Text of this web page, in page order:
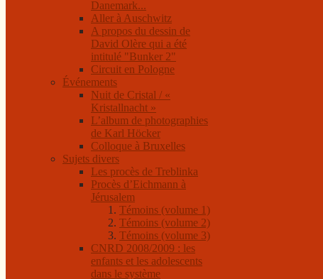
Danemark...
Aller à Auschwitz
A propos du dessin de
David Olère qui a été
intitulé "Bunker 2"
Circuit en Pologne
Événements
Nuit de Cristal / «
Kristallnacht »
L’album de photographies
de Karl Höcker
Colloque à Bruxelles
Sujets divers
Les procès de Treblinka
Procès d’Eichmann à
Jérusalem
Témoins (volume 1)
Témoins (volume 2)
Témoins (volume 3)
CNRD 2008/2009 : les
enfants et les adolescents
dans le système